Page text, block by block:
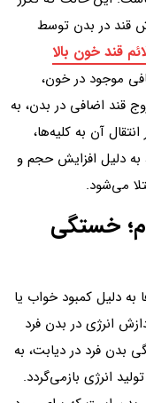
قند در بدن توسط
قند خون بالا
موجود در خون،
قند اضافی در بدن، به
آن به کلیه‌ها،
به دلیل افزایش حجم و
می‌شود.
خستگی
دلیل کمبود خواب یا
انرژی در بدن فرد
بدن فرد در دیابت، به
انرژی بازمی‌گردد.